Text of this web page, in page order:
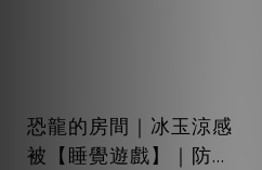
恐龍的房間｜冰玉涼感
被【睡覺遊戲】｜防螨